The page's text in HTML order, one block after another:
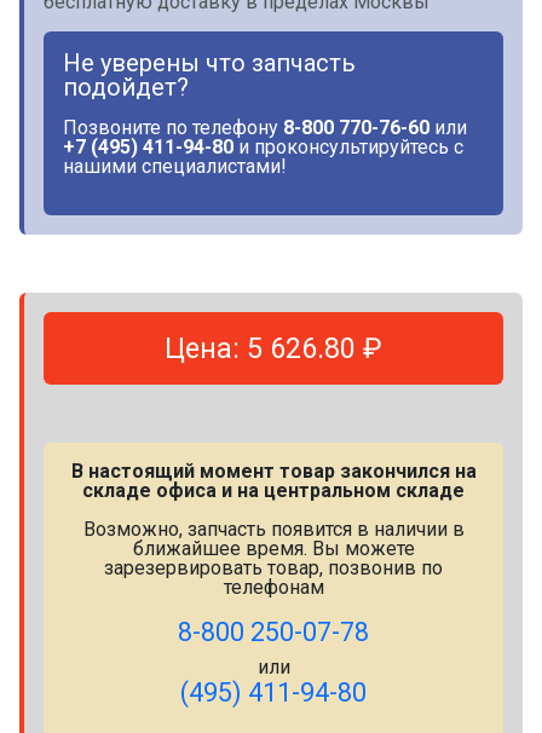
Не уверены что запчасть
подойдет?
Позвоните по телефону 8-800 770-76-60 или
+7 (495) 411-94-80 и проконсультируйтесь с
нашими специалистами!
Цена: 5 626.80 ₽
В настоящий момент товар закончился на
складе офиса и на центральном складе
Возможно, запчасть появится в наличии в
ближайшее время. Вы можете
зарезервировать товар, позвонив по
телефонам
8-800 250-07-78
или
(495) 411-94-80